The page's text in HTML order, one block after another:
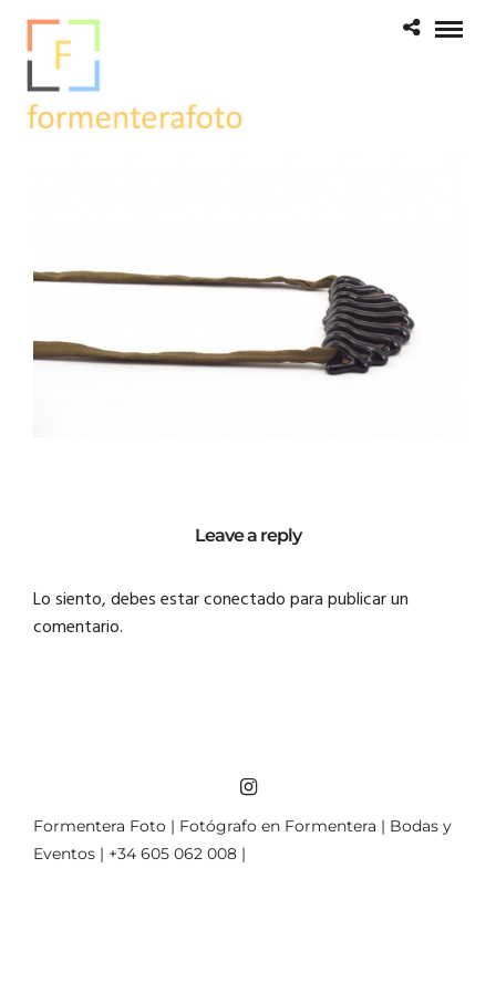
Leave a reply
Lo siento, debes estarconectadopara publicar un
comentario.
Formentera Foto | Fotógrafo en Formentera | Bodas y
Eventos | +34 605 062 008 |